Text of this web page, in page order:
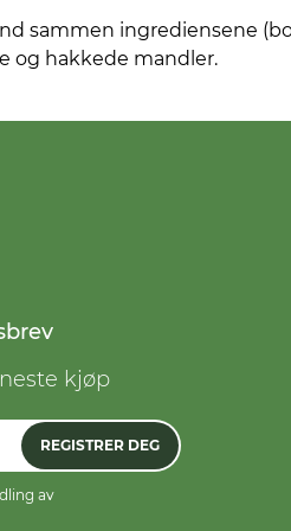
sammen ingrediensene
og hakkede mandler.
kjøp
REGISTRER DEG
av